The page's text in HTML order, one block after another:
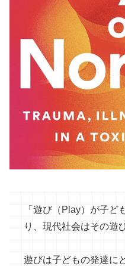
「遊び（Play）が子ど
り、現代社会はその遊
遊びは子どもの発達に